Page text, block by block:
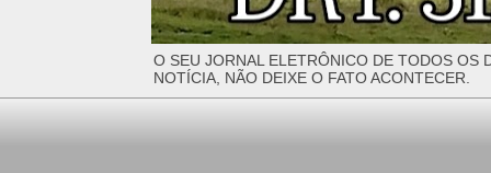
O SEU JORNAL ELETRÔNICO DE TODOS OS
NOTÍCIA, NÃO DEIXE O FATO ACONTECER.